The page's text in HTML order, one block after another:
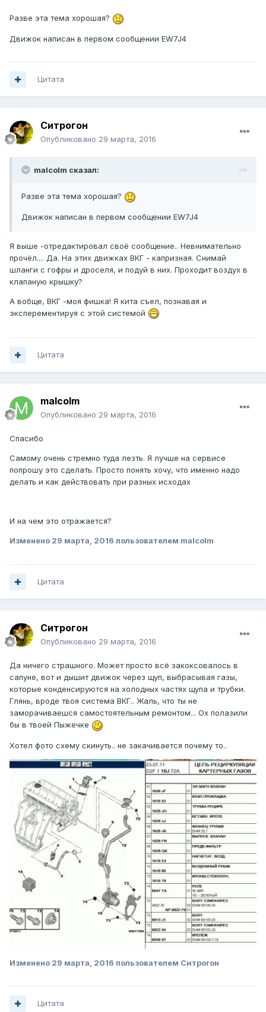
Разве эта тема хорошая?
Движок написан в первом сообщении EW7J4
Цитата
Ситрогон
Опубликовано 29 марта, 2016
malcolm сказал:
Разве эта тема хорошая?
Движок написан в первом сообщении EW7J4
Я выше -отредактировал своё сообщение.. Невнимательно
прочёл.... Да. На этих движках ВКГ - капризная. Снимай
шланги с гофры и дроселя, и подуй в них. Проходит воздух в
клапаную крышку?
А вобще, ВКГ -моя фишка! Я кита съел, познавая и
эксперементируя с этой системой
Цитата
malcolm
Опубликовано 29 марта, 2016
Спасибо
Самому очень стремно туда лезть. Я лучше на сервисе
попрошу это сделать. Просто понять хочу, что именно надо
делать и как действовать при разных исходах
И на чем это отражается?
Изменено 29 марта, 2016 пользователем malcolm
Цитата
Ситрогон
Опубликовано 29 марта, 2016
Да ничего страшного. Может просто всё закоксовалось в
сапуне, вот и дышит движок через щуп, выбрасывая газы,
которые конденсируются на холодных частях щупа и трубки.
Глянь, вроде твоя система ВКГ.. Жаль, что ты не
заморачиваешся самостоятельным ремонтом... Ох полазили
бы в твоей Пыжечке
Хотел фото схему скинуть.. не закачивается почему то..
Изменено 29 марта, 2016 пользователем Ситрогон
Цитата